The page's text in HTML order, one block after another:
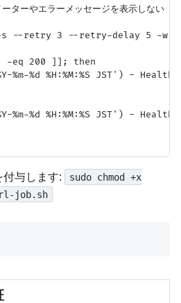
やエラーメッセージを表示しない
-s --retry 3 --retry-delay 5 -w
-eq 200 ]]; then
%m-%d %H:%M:%S JST') - Health
%m-%d %H:%M:%S JST') - Health
付与します:
sudo chmod +x
job.sh